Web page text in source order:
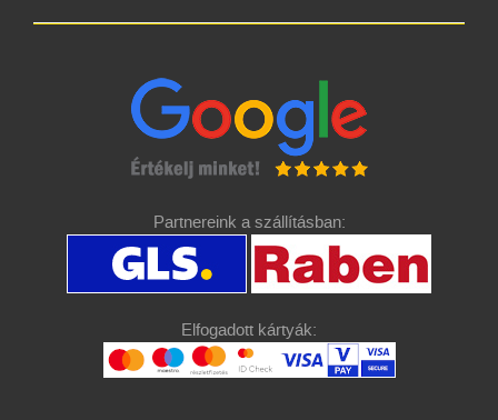
Partnereink a szállításban:
Elfogadott kártyák: